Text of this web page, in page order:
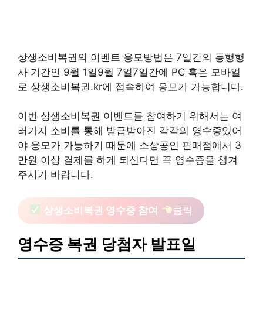
상생소비복권의 이벤트 응모방법은 7일간의 동행행
사 기간인 9월 1일9월 7일7일간에 PC 혹은 모바일
로 상생소비복권.kr에 접속하여 응모가 가능합니다.
이번 상생소비복권 이벤트를 참여하기 위해서는 여
러가지 소비를 통해 발급받아진 각각의 영수증있어
야 응모가 가능하기 때문에 소상공인 판매점에서 3
만원 이상 결제를 하게 되신다면 꼭 영수증을 챙겨
주시기 바랍니다.
상생소비복권 영수증 참여 클릭
영수증 복권 당첨자 발표일